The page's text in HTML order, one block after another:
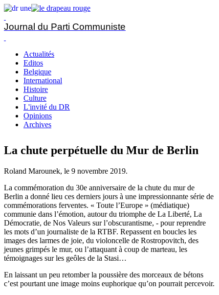
Journal du Parti Communiste
Actualités
Editos
Belgique
International
Histoire
Culture
L'invité du DR
Opinions
Archives
La chute perpétuelle du Mur de Berlin
Roland Marounek, le 9 novembre 2019.
La commémoration du 30e anniversaire de la chute du mur de
Berlin a donné lieu ces derniers jours à une impressionnante série de
commémorations ferventes. « Toute l’Europe » (médiatique)
communie dans l’émotion, autour du triomphe de La Liberté, La
Démocratie, de Nos Valeurs sur l’obscurantisme, - pour reprendre
les mots d’un journaliste de la RTBF. Repassent en boucles les
images des larmes de joie, du violoncelle de Rostropovitch, des
jeunes grimpés le mur, ou l’attaquant à coup de marteau, les
témoignages sur les geôles de la Stasi…
En laissant un peu retomber la poussière des morceaux de bétons
c’est pourtant une image moins euphorique qu’on pourrait percevoir.